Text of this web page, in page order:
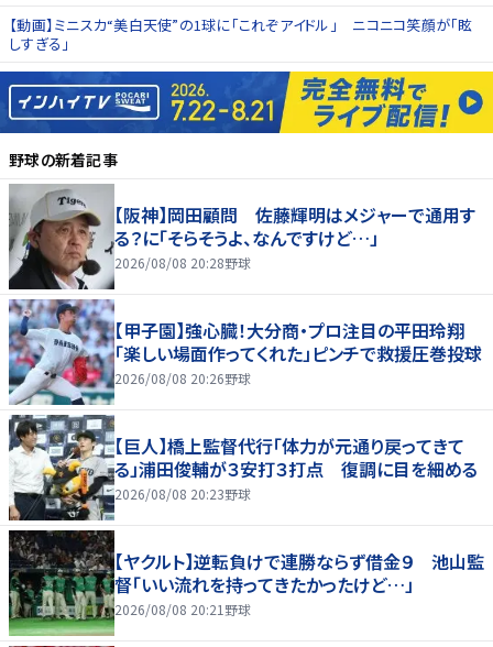
【動画】ミニスカ“美白天使”の1球に「これぞアイドル」 ニコニコ笑顔が「眩
しすぎる」
野球の新着記事
【阪神】岡田顧問 佐藤輝明はメジャーで通用す
る？に「そらそうよ、なんですけど…」
2026/08/08 20:28野球
【甲子園】強心臓！大分商・プロ注目の平田玲翔
「楽しい場面作ってくれた」ピンチで救援圧巻投球
2026/08/08 20:26野球
【巨人】橋上監督代行「体力が元通り戻ってきて
る」浦田俊輔が３安打３打点 復調に目を細める
2026/08/08 20:23野球
【ヤクルト】逆転負けで連勝ならず借金９ 池山監
督「いい流れを持ってきたかったけど…」
2026/08/08 20:21 野球